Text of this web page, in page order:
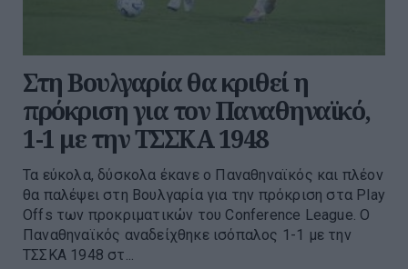
Στη Βουλγαρία θα κριθεί η
πρόκριση για τον Παναθηναϊκό,
1-1 με την ΤΣΣΚΑ 1948
Τα εύκολα, δύσκολα έκανε ο Παναθηναϊκός και πλέον
θα παλέψει στη Βουλγαρία για την πρόκριση στα Play
Offs των προκριματικών του Conference League. O
Παναθηναϊκός αναδείχθηκε ισόπαλος 1-1 με την
ΤΣΣΚΑ 1948 στ...